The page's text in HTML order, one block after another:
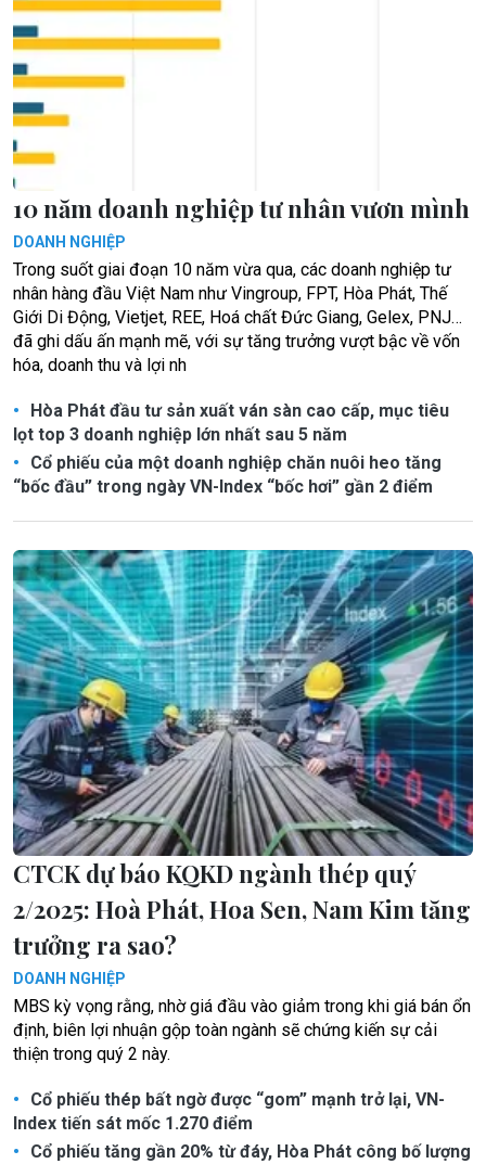
10 năm doanh nghiệp tư nhân vươn mình
DOANH NGHIỆP
Trong suốt giai đoạn 10 năm vừa qua, các doanh nghiệp tư
nhân hàng đầu Việt Nam như Vingroup, FPT, Hòa Phát, Thế
Giới Di Động, Vietjet, REE, Hoá chất Đức Giang, Gelex, PNJ…
đã ghi dấu ấn mạnh mẽ, với sự tăng trưởng vượt bậc về vốn
hóa, doanh thu và lợi nh
Hòa Phát đầu tư sản xuất ván sàn cao cấp, mục tiêu
lọt top 3 doanh nghiệp lớn nhất sau 5 năm
Cổ phiếu của một doanh nghiệp chăn nuôi heo tăng
“bốc đầu” trong ngày VN-Index “bốc hơi” gần 2 điểm
CTCK dự báo KQKD ngành thép quý
2/2025: Hoà Phát, Hoa Sen, Nam Kim tăng
trưởng ra sao?
DOANH NGHIỆP
MBS kỳ vọng rằng, nhờ giá đầu vào giảm trong khi giá bán ổn
định, biên lợi nhuận gộp toàn ngành sẽ chứng kiến sự cải
thiện trong quý 2 này.
Cổ phiếu thép bất ngờ được “gom” mạnh trở lại, VN-
Index tiến sát mốc 1.270 điểm
Cổ phiếu tăng gần 20% từ đáy, Hòa Phát công bố lượng